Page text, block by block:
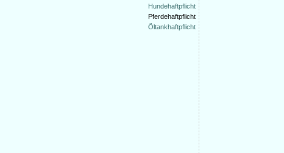
Hundehaftpflicht
Pferdehaftpflicht
Öltankhaftpflicht